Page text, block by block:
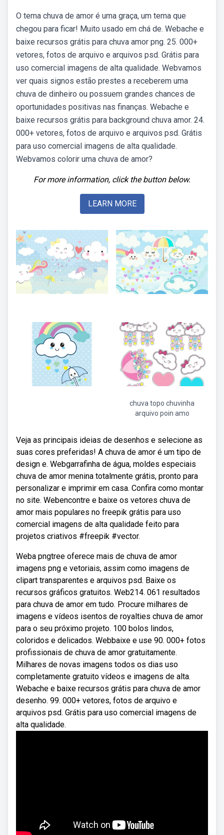
O tema chuva de amor é uma graça, um tema que
chegou para ficar! Muito usado em chá de. Webache e
baixe recursos grátis para chuva amor png. 25. 000+
vetores, fotos de arquivo e arquivos psd. Grátis para
uso comercial imagens de alta qualidade. Webvamos
ver quais signos estão prestes a receberem uma
chuva de dinheiro ou possuem grandes chances de
oportunidades positivas nas finanças. Webache e
baixe recursos grátis para background chuva amor. 24.
000+ vetores, fotos de arquivo e arquivos psd. Grátis
para uso comercial imagens de alta qualidade.
Webvamos colorir uma chuva de amor?
For more information, click the button below.
LEARN MORE
chuva topo chuvinha
arquivo poin amo
Veja as principais ideias de desenhos e selecione as
suas cores preferidas! A chuva de amor é um tipo de
design e. Webgarrafinha de água, moldes especiais
chuva de amor menina totalmente grátis, pronto para
personalizar e imprimir em casa. Confira como montar
no site. Webencontre e baixe os vetores chuva de
amor mais populares no freepik grátis para uso
comercial imagens de alta qualidade feito para
projetos criativos #freepik #vector.
Weba pngtree oferece mais de chuva de amor
imagens png e vetoriais, assim como imagens de
clipart transparentes e arquivos psd. Baixe os
recursos gráficos gratuitos. Web214. 061 resultados
para chuva de amor em tudo. Procure milhares de
imagens e vídeos isentos de royalties chuva de amor
para o seu próximo projeto. 100 bolos lindos,
coloridos e delicados. Webbaixe e use 90. 000+ fotos
profissionais de chuva de amor gratuitamente.
Milhares de novas imagens todos os dias uso
completamente gratuito vídeos e imagens de alta.
Webache e baixe recursos grátis para chuva de amor
desenho. 99. 000+ vetores, fotos de arquivo e
arquivos psd. Grátis para uso comercial imagens de
alta qualidade.